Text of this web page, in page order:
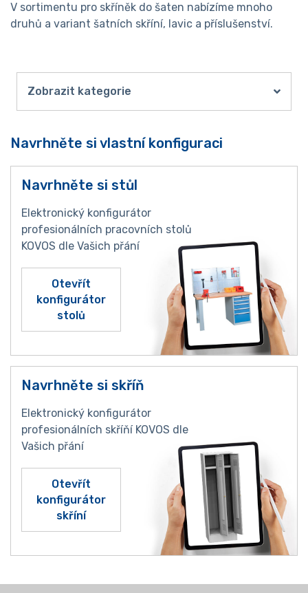
V sortimentu pro skříněk do šaten nabízíme mnoho
druhů a variant šatních skříní, lavic a příslušenství.
Zobrazit kategorie
Navrhněte si vlastní konfiguraci
Navrhněte si stůl
Elektronický konfigurátor
profesionálních pracovních stolů
KOVOS dle Vašich přání
Otevřít
konfigurátor
stolů
Navrhněte si skříň
Elektronický konfigurátor
profesionálních skříňí KOVOS dle
Vašich přání
Otevřít
konfigurátor
skříní